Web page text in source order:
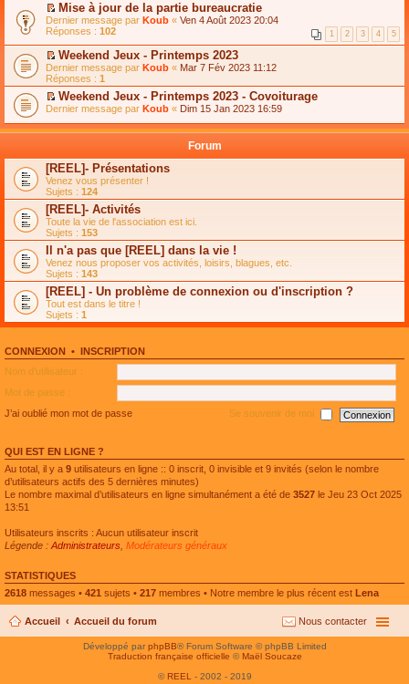
C
o
n
s
u
l
t
e
r
l
e
s
s
a
g
e
n
o
n
l
u
l
e
p
l
u
s
é
c
e
n
t
Mise à jour de la partie bureaucratie
Dernier message par Koub « Ven 4 Août 2023 20:04
Réponses : 102 1 2 3 4 5
C
o
n
s
u
t
l
e
m
e
s
s
a
g
e
n
o
n
l
u
l
e
l
u
s
é
e
Weekend Jeux - Printemps 2023
Dernier message par Koub « Mar 7 Fév 2023 11:12
Réponses : 1
C
n
l
t
e
r
l
e
m
e
s
s
a
g
e
n
o
n
u
l
e
l
s
e
n
t
Weekend Jeux - Printemps 2023 - Covoiturage
Dernier message par Koub « Dim 15 Jan 2023 16:59
Forum
[REEL]- Présentations
Venez vous présenter !
Sujets : 124
[REEL]- Activités
Toute la vie de l'association est ici.
Sujets : 153
Il n'a pas que [REEL] dans la vie !
Venez nous proposer vos activités, loisirs, blagues, etc.
Sujets : 143
[REEL] - Un problème de connexion ou d'inscription ?
Tout est dans le titre !
Sujets : 1
CONNEXION • INSCRIPTION
Nom d’utilisateur :
Mot de passe :
J’ai oublié mon mot de passe
Se souvenir de moi
QUI EST EN LIGNE ?
Au total, il y a 9 utilisateurs en ligne :: 0 inscrit, 0 invisible et 9 invités (selon le nombre
d’utilisateurs actifs des 5 dernières minutes)
Le nombre maximal d’utilisateurs en ligne simultanément a été de 3527 le Jeu 23 Oct 2025
13:51
Utilisateurs inscrits : Aucun utilisateur inscrit
Légende : Administrateurs Modérateurs généraux
STATISTIQUES
2618 messages • 421 sujets • 217 membres • Notre membre le plus récent est Lena
Accueil Accueil du forum Nous contacter
Développé parphpBB® Forum Software © phpBB Limited
Traduction française officielle © Maël Soucaze
© REEL - 2002 - 2019